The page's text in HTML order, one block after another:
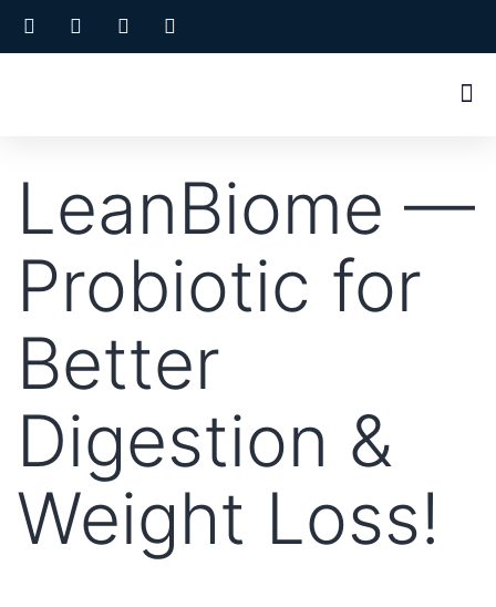
LeanBiome —
Probiotic for
Better
Digestion &
Weight Loss!